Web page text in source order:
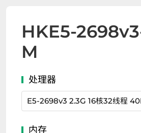
HKE5-2698v3
M
E5-2698v3 2.3G 16核32线程